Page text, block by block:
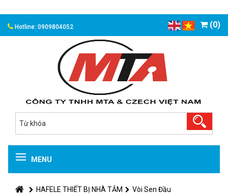
Hotline: 0909804052 (0)
MENU
HAFELE THIẾT BỊ NHÀ TẮM
Vòi Sen Đầu